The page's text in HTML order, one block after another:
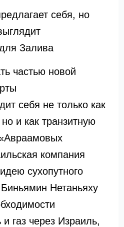
себя, но
Залива
частью новой
себя не только как
и как транзитную
компания
сухопутного
Нетаньяху
газ через Израиль,